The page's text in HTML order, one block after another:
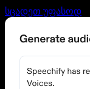
სცადეთ უფასოდ